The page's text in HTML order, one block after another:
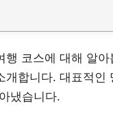
행 코스에 대해 알
개합니다. 대표적
냈습니다.